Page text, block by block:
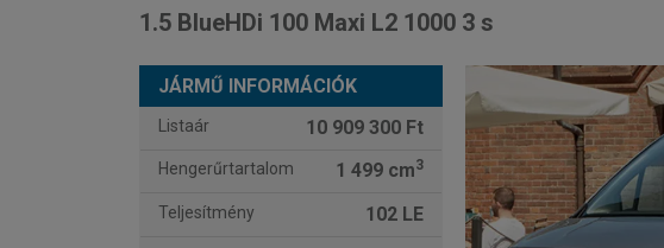
1.5 BlueHDi 100 Maxi L2 1000 3 s
JÁRMŰ INFORMÁCIÓK
Listaár 10 909 300 Ft
Hengerűrtartalom 1 499 cm3
Teljesítmény 102 LE